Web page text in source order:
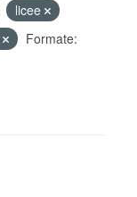
licee
Formate: